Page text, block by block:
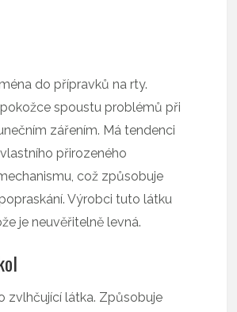
do přípravků na rty.
spoustu problémů při
zářením. Má tendenci
přirozeného
což způsobuje
Výrobci tuto látku
je neuvěřitelně levná.
zvlhčující látka. Způsobuje